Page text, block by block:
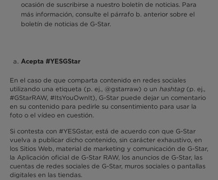
ocasión de suscribirse a nuestro boletín de noticias. Para
más información, consulte el párrafo b. anterior sobre el
boletín de noticias de G-Star.
Acepta #YESGStar
En el caso de que comparta contenido en redes sociales
utilizando una etiqueta (p. ej., @gstarraw) o un hashtag (p. ej.,
#GStarRAW, #ItsYouOwnIt), G-Star puede dejar un comentario
en su contenido para pedirle su consentimiento para usar la
foto o el vídeo en cuestión.
Si contesta con #YESGstar, está de acuerdo con que G-Star
vuelva a publicar dicho contenido, sin carácter exhaustivo, en
los Sitios Web, material de marketing y comunicación de G-Star,
la Aplicación oficial de G-Star RAW, los anuncios de G-Star, las
cuentas de redes sociales de G-Star, muros sociales o pantallas
digitales en las tiendas.